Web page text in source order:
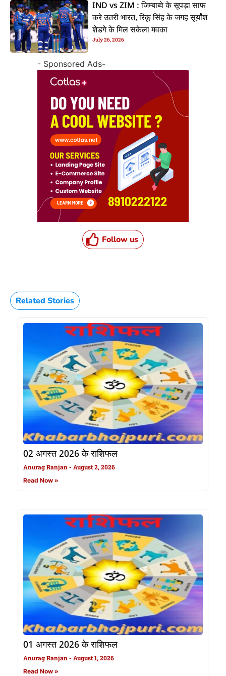
IND vs ZIM : जिम्बाब्वे के सूपड़ा साफ
करे उतरी भारत, रिंकू सिंह के जगह सूर्यांश
शेडगे के मिल सकेला मवका
July 26, 2026
- Sponsored Ads-
Follow us
Related Stories
02 अगस्त 2026 के राशिफल
Anurag Ranjan August 2, 2026
Read Now »
01 अगस्त 2026 के राशिफल
Anurag Ranjan August 1, 2026
Read Now »